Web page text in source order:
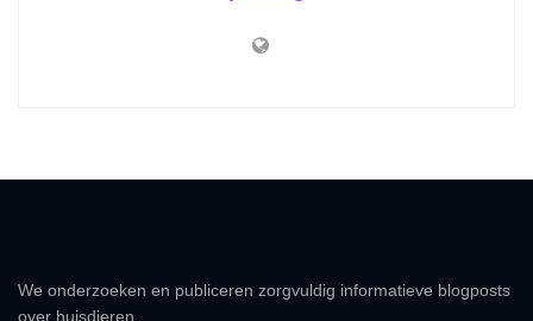
We onderzoeken en publiceren zorgvuldig informatieve blogposts
over huisdieren.